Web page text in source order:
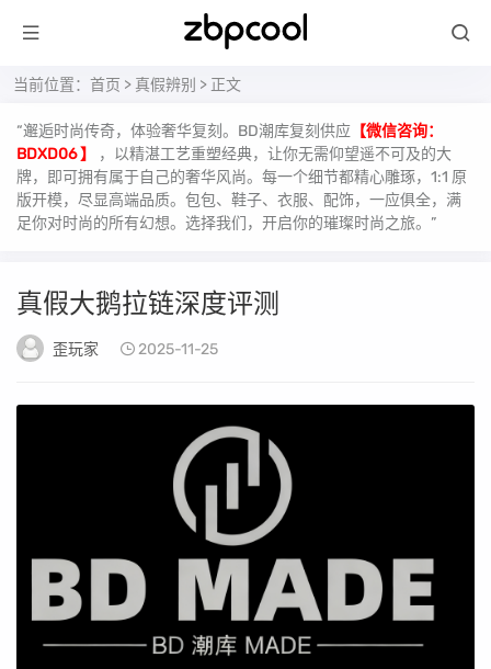
当前位置： 首页 > 真假辨别 > 正文
“邂逅时尚传奇，体验奢华复刻。BD潮库复刻供应 【微信咨询：
BDXD06 】
，以精湛工艺重塑经典，让你无需仰望遥不可及的大
牌，即可拥有属于自己的奢华风尚。每一个细节都精心雕琢，1:1 原
版开模，尽显高端品质。包包、鞋子、衣服、配饰，一应俱全，满
足你对时尚的所有幻想。选择我们，开启你的璀璨时尚之旅。”
真假大鹅拉链深度评测
歪玩家 2025-11-25